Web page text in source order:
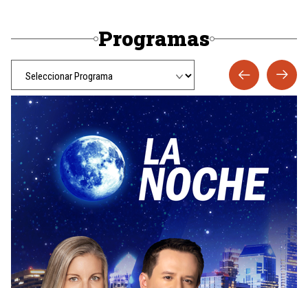
Programas